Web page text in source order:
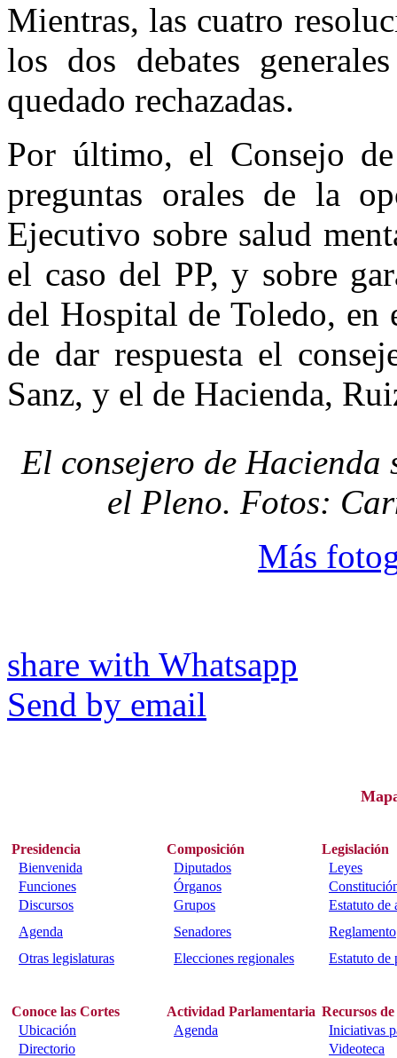
Mientras, las cuatro
los dos debates
quedado rechazadas.
Por último, el Consejo
preguntas orales de la
Ejecutivo sobre salud
el caso del PP, y sobre
del Hospital de Toledo, en
de dar respuesta el
Sanz, y el de Hacienda,
El consejero de
el Pleno. Fotos:
Más
share with Whatsapp
Send by email
Presidencia Composición
Legislación
Bienvenida
Diputados
Leyes
Funciones
Órganos
Discursos
Grupos
Estatuto de
Agenda
Senadores
Reglamento
Otras legislaturas
Elecciones regionales Estatuto de
Conoce las Cortes Actividad Parlamentaria Recursos
Ubicación
Agenda
Iniciativas
Directorio
Videoteca